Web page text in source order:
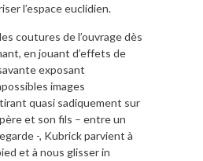
l’espace euclidien.
coutures de l’ouvrage dès
en jouant d’effets de
exposant
images
quasi sadiquement sur
et son fils – entre un
-, Kubrick parvient à
et à nous glisser in